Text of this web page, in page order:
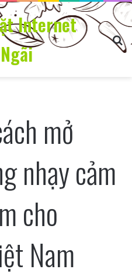
Internet
mở
nhạy cảm
cho
Nam